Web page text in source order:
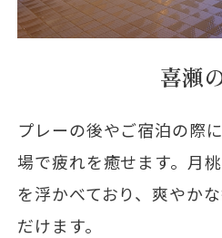
喜瀬
プレーの後やご宿泊の際
場で疲れを癒せます。月
を浮かべており、爽やか
だけます。